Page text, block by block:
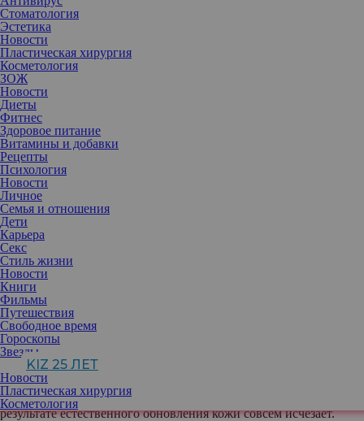
Стоматология
Эстетика
Новости
Пластическая хирургия
Косметология
ЗОЖ
Новости
Диеты
Фитнес
Здоровое питание
Витамины и добавки
Рецепты
Психология
Новости
Личное
Семья и отношения
Дети
Карьера
Секс
Стиль жизни
Новости
Книги
Фильмы
Путешествия
Свободное время
Гороскопы
Звезды
KIZ 25 ЛЕТ
Новости
Пластическая хирургия
Косметология
Перманентный макияж губ — это реальная возможность не
только обходиться без помады и выглядеть безупречно, но и
слегка скорректировать при этом их форму и объем. Узнаем,
какие нюансы имеет эта процедура и о чем нам следует знать
заранее.
Перманентный макияж губ заключается в том, что красящий
пигмент вводится в поверхностный слой кожи с помощью
специальной иглы. При этом он не попадает глубоко, как при
выполнении татуировки, поэтому остается под кожей не
навсегда, а лишь на время. Затем цвет постепенно светлеет и в
результате естественного обновления кожи совсем исчезает.